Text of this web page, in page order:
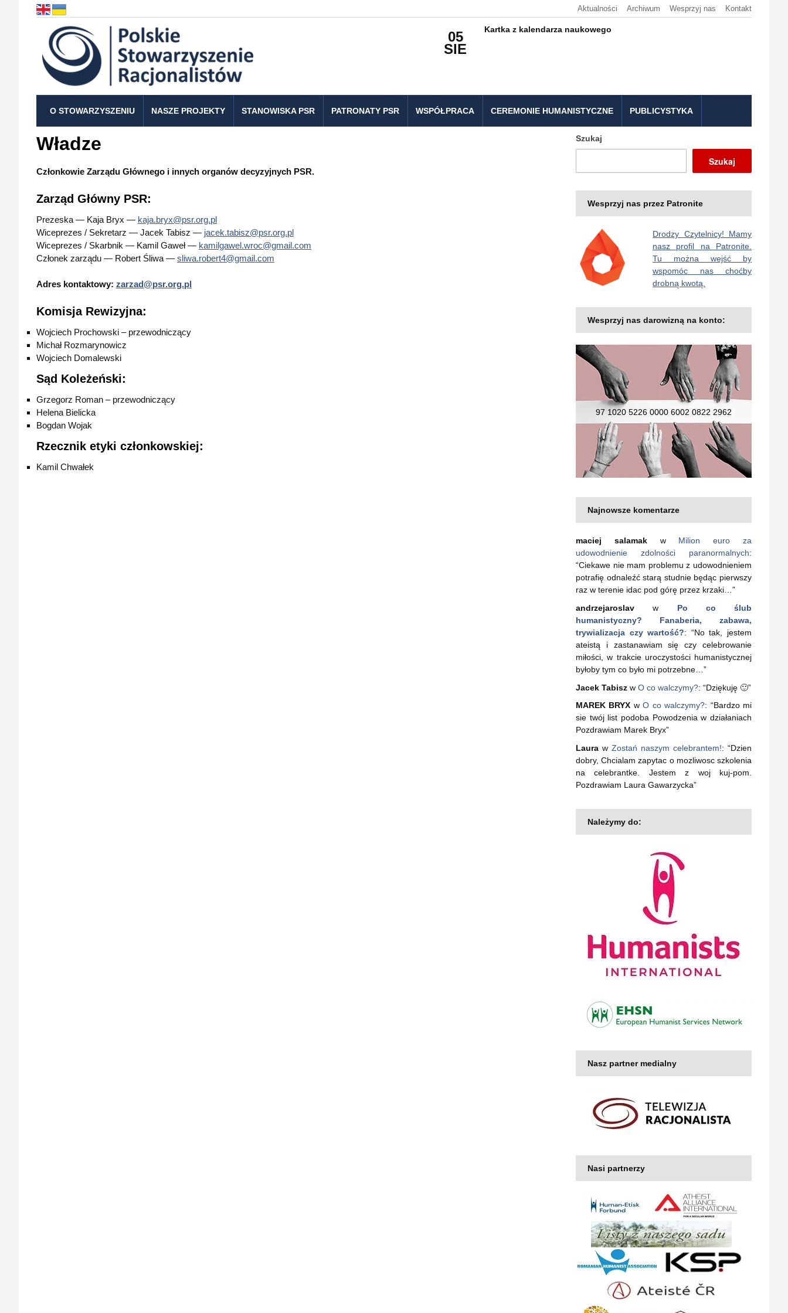
Aktualności Archiwum Wesprzyj nas Kontakt
05
SIE
Kartka z kalendarza naukowego
O STOWARZYSZENIU NASZE PROJEKTY STANOWISKA PSR PATRONATY PSR WSPÓŁPRACA CEREMONIE HUMANISTYCZNE PUBLICYSTYKA
Władze
Członkowie Zarządu Głównego i innych organów decyzyjnych PSR.
Zarząd Główny PSR:
Prezeska — Kaja Bryx — kaja.bryx@psr.org.pl
Wiceprezes / Sekretarz — Jacek Tabisz — jacek.tabisz@psr.org.pl
Wiceprezes / Skarbnik — Kamil Gaweł — kamilgawel.wroc@gmail.com
Członek zarządu — Robert Śliwa — sliwa.robert4@gmail.com
Adres kontaktowy: zarzad@psr.org.pl
Komisja Rewizyjna:
Wojciech Prochowski – przewodniczący
Michał Rozmarynowicz
Wojciech Domalewski
Sąd Koleżeński:
Grzegorz Roman – przewodniczący
Helena Bielicka
Bogdan Wojak
Rzecznik etyki członkowskiej:
Kamil Chwałek
Szukaj
Szukaj
Wesprzyj nas przez Patronite
Drodzy Czytelnicy! Mamy
nasz profil na Patronite.
Tu można wejść by
wspomóc nas choćby
drobną kwotą.
Wesprzyj nas darowizną na konto:
97 1020 5226 0000 6002 0822 2962
Najnowsze komentarze
maciej salamakw Milion euro za
udowodnienie zdolności paranormalnych:
“Ciekawe nie mam problemu z udowodnieniem
potrafię odnaleźć starą studnie będąc pierwszy
raz w terenie idac pod górę przez krzaki… ”
andrzejaroslav w Po co ślub
humanistyczny? Fanaberia, zabawa,
trywializacja czy wartość?: “No tak, jestem
ateistą i zastanawiam się czy celebrowanie
miłości, w trakcie uroczystości humanistycznej
byłoby tym co było mi potrzebne… ”
Jacek Tabisz w O co walczymy?: “Dziękuję 🙂”
MAREK BRYX wO co walczymy?: “Bardzo mi
sie twój list podoba Powodzenia w działaniach
Pozdrawiam Marek Bryx”
Laura w Zostań naszym celebrantem!: “Dzien
dobry, Chcialam zapytac o mozliwosc szkolenia
na celebrantke. Jestem z woj kuj-pom.
Pozdrawiam Laura Gawarzycka”
Należymy do:
Nasz partner medialny
Nasi partnerzy